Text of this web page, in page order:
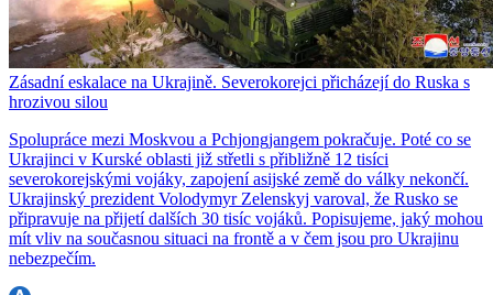
Zásadní eskalace na Ukrajině. Severokorejci přicházejí do Ruska s
hrozivou silou
Spolupráce mezi Moskvou a Pchjongjangem pokračuje. Poté co se
Ukrajinci v Kurské oblasti již střetli s přibližně 12 tisíci
severokorejskými vojáky, zapojení asijské země do války nekončí.
Ukrajinský prezident Volodymyr Zelenskyj varoval, že Rusko se
připravuje na přijetí dalších 30 tisíc vojáků. Popisujeme, jaký mohou
mít vliv na současnou situaci na frontě a v čem jsou pro Ukrajinu
nebezpečím.